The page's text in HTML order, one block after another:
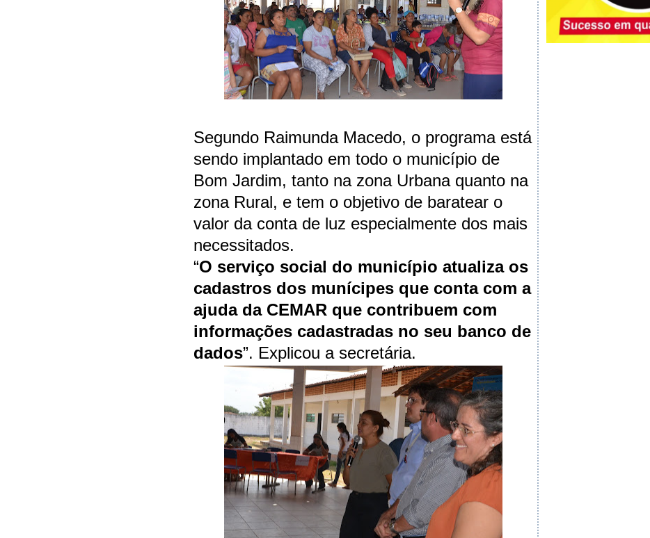
Segundo Raimunda Macedo, o programa está
sendo implantado em todo o município de
Bom Jardim, tanto na zona Urbana quanto na
zona Rural, e tem o objetivo de baratear o
valor da conta de luz especialmente dos mais
necessitados.
“O serviço social do município atualiza os
cadastros dos munícipes que conta com a
ajuda da CEMAR que contribuem com
informações cadastradas no seu banco de
dados”. Explicou a secretária.